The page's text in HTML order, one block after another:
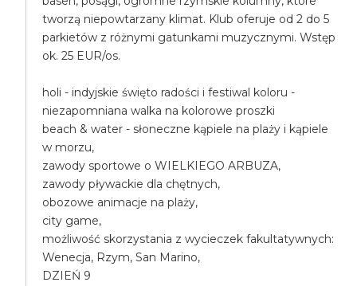
tworzą niepowtarzany klimat. Klub oferuje od 2 do 5
parkietów z różnymi gatunkami muzycznymi. Wstęp
ok. 25 EUR/os.
holi - indyjskie święto radości i festiwal koloru -
niezapomniana walka na kolorowe proszki
beach & water - słoneczne kąpiele na plaży i kąpiele
w morzu,
zawody sportowe o WIELKIEGO ARBUZA,
zawody pływackie dla chętnych,
obozowe animacje na plaży,
city game,
możliwość skorzystania z wycieczek fakultatywnych:
Wenecja, Rzym, San Marino,
DZIEŃ 9